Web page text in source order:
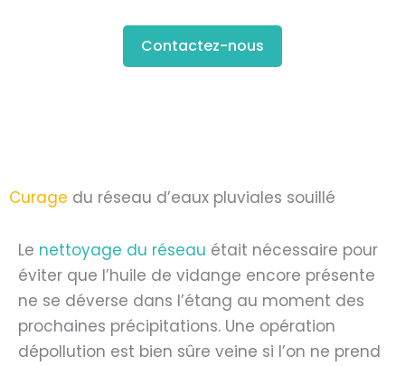
Contactez-nous
Curage du réseau d’eaux pluviales souillé
Le nettoyage du réseau était nécessaire pour
éviter que l’huile de vidange encore présente
ne se déverse dans l’étang au moment des
prochaines précipitations. Une opération
dépollution est bien sûre veine si l’on ne prend